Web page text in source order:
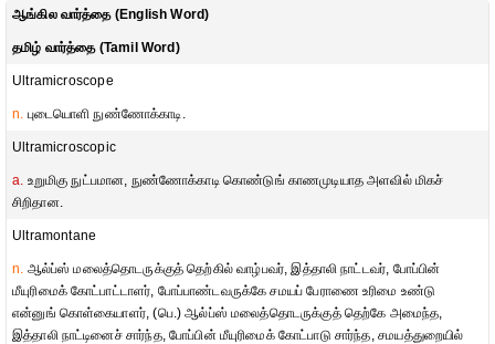
ஆங்கில வார்த்தை (English Word)
தமிழ் வார்த்தை (Tamil Word)
Ultramicroscope
n. புடையொளி நுண்ணோக்காடி.
Ultramicroscopic
a. உறுமிகு நுட்பமான, நுண்ணோக்காடி கொண்டுங் காணமுடியாத அளவில் மிகச்
சிறிதான.
Ultramontane
n. ஆல்ப்ஸ் மலைத்தொடருக்குத் தெற்கில் வாழ்பவர், இத்தாலி நாட்டவர், போப்பின்
மீயுரிமைக் கோட்பாட்டாளர், போப்பாண்டவருக்கே சமயப் பேராணை உரிமை உண்டு
என்னுங் கொள்கையாளர், (பெ.) ஆல்ப்ஸ் மலைத்தொடருக்குத் தெற்கே அமைந்த,
இத்தாலி நாட்டினைச் சார்ந்த, போப்பின் மீயுரிமைக் கோட்பாடு சார்ந்த, சமயத்துறையில்